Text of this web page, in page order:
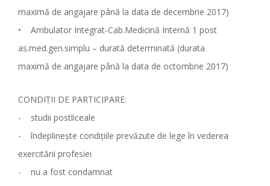
maximă de angajare până la data de decembrie 2017)
• Ambulator Integrat-Cab.Medicină Internă 1 post
as.med.gen.simplu – durată determinată (durata
maximă de angajare până la data de octombrie 2017)
CONDIŢII DE PARTICIPARE:
- studii postliceale
- îndeplinește condițiile prevăzute de lege în vederea
exercitării profesiei
- nu a fost condamnat